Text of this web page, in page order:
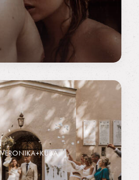
VERONIKA+KUBA